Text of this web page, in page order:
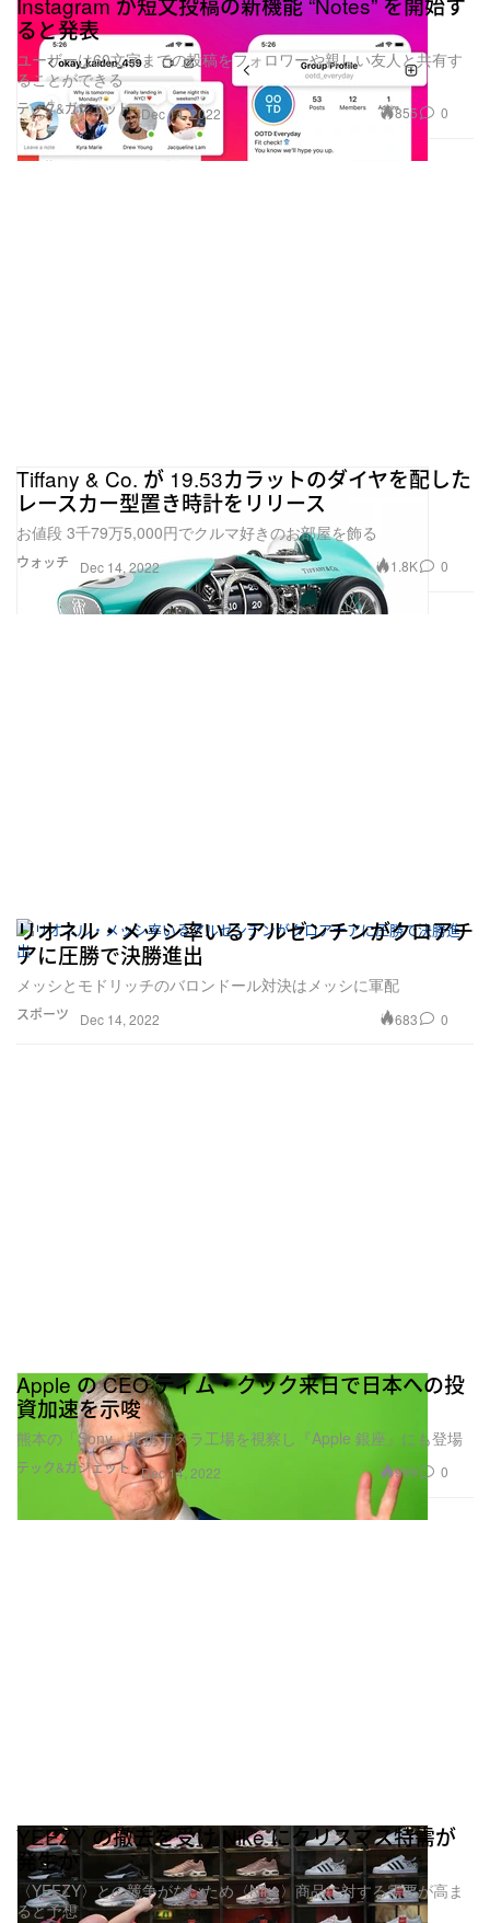
テック&ガジェット
ると発表
ユーザーは60文字までの投稿をフォロワーや親しい友人と共有す
ることができる
Dec 14, 2022 855 0
ウォッチ
Tiffany & Co. が 19.53カラットのダイヤを配した
レースカー型置き時計をリリース
お値段 3千79万5,000円でクルマ好きのお部屋を飾る
Dec 14, 2022 1.8K 0
スポーツ
リオネル・メッシ率いるアルゼンチンがクロアチ
アに圧勝で決勝進出
メッシとモドリッチのバロンドール対決はメッシに軍配
Dec 14, 2022 683 0
テック&ガジェット
Apple の CEO ティム・クック来日で日本への投
資加速を示唆
熊本の「Sony」提携カメラ工場を視察し『Apple 銀座』にも登場
Dec 14, 2022 999 0
YEEZY の撤去を受け Nike にクリスマス特需が
発生か
〈YEEZY〉との競争がないため〈Nike〉商品に対する需要が高ま
ると予想